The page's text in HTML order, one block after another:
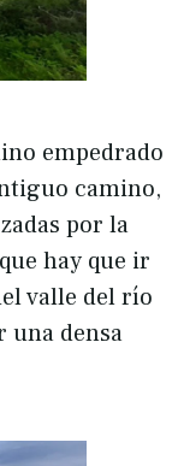
empedrado
camino,
por la
hay que ir
valle del río
una densa